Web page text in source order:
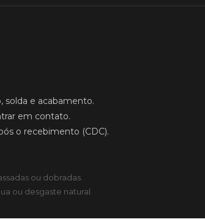
solda e acabamento.
em contato.
o recebimento (CDC).
ou dobradas.
ou desgaste natural.